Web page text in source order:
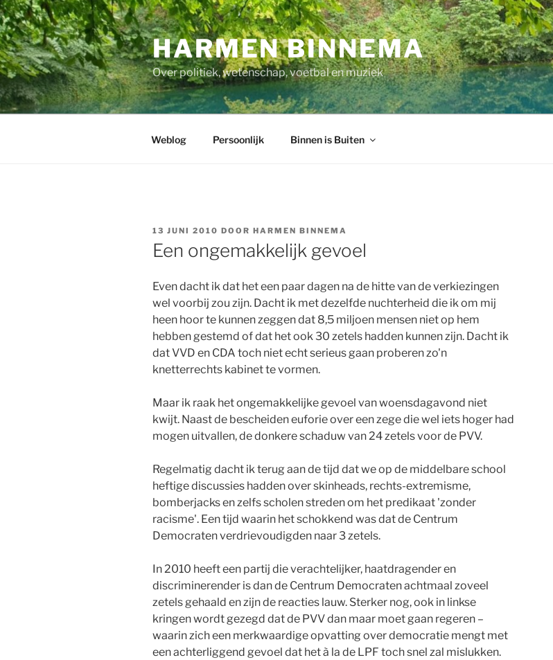
Ga
naar
de
inhoud
HARMEN BINNEMA
Over politiek, wetenschap, voetbal en muziek
Weblog Persoonlijk Binnen is Buiten
GEPLAATST
OP
13 JUNI 2010 DOOR HARMEN BINNEMA
Een ongemakkelijk gevoel
Even dacht ik dat het een paar dagen na de hitte van de verkiezingen
wel voorbij zou zijn. Dacht ik met dezelfde nuchterheid die ik om mij
heen hoor te kunnen zeggen dat 8,5 miljoen mensen niet op hem
hebben gestemd of dat het ook 30 zetels hadden kunnen zijn. Dacht ik
dat VVD en CDA toch niet echt serieus gaan proberen zo'n
knetterrechts kabinet te vormen.
Maar ik raak het ongemakkelijke gevoel van woensdagavond niet
kwijt. Naast de bescheiden euforie over een zege die wel iets hoger had
mogen uitvallen, de donkere schaduw van 24 zetels voor de PVV.
Regelmatig dacht ik terug aan de tijd dat we op de middelbare school
heftige discussies hadden over skinheads, rechts-extremisme,
bomberjacks en zelfs scholen streden om het predikaat 'zonder
racisme'. Een tijd waarin het schokkend was dat de Centrum
Democraten verdrievoudigden naar 3 zetels.
In 2010 heeft een partij die verachtelijker, haatdragender en
discriminerender is dan de Centrum Democraten achtmaal zoveel
zetels gehaald en zijn de reacties lauw. Sterker nog, ook in linkse
kringen wordt gezegd dat de PVV dan maar moet gaan regeren –
waarin zich een merkwaardige opvatting over democratie mengt met
een achterliggend gevoel dat het à la de LPF toch snel zal mislukken.